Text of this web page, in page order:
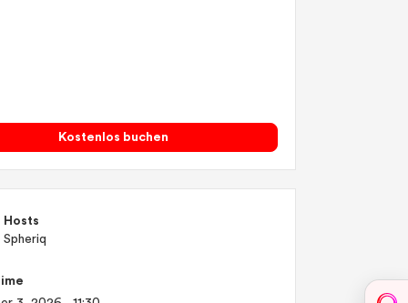
Kostenlos buchen
Hosts
Spheriq